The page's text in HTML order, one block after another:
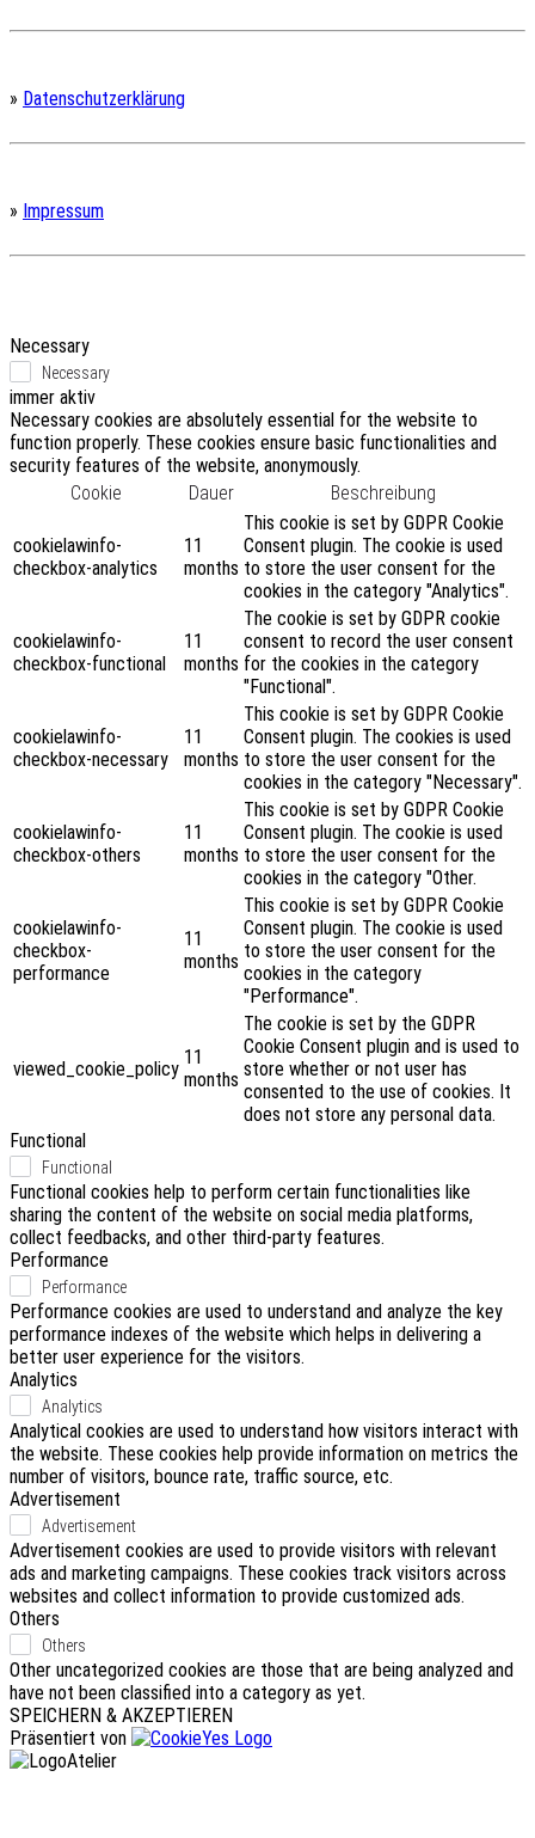
» Datenschutzerklärung
» Impressum
Necessary
Necessary
immer aktiv
Necessary cookies are absolutely essential for the website to
function properly. These cookies ensure basic functionalities and
security features of the website, anonymously.
Cookie
Dauer Beschreibung
cookielawinfo-
checkbox-analytics
11
months
This cookie is set by GDPR Cookie
Consent plugin. The cookie is used
to store the user consent for the
cookies in the category "Analytics".
cookielawinfo-
checkbox-functional
11
months
The cookie is set by GDPR cookie
consent to record the user consent
for the cookies in the category
"Functional".
cookielawinfo-
checkbox-necessary
11
months
This cookie is set by GDPR Cookie
Consent plugin. The cookies is used
to store the user consent for the
cookies in the category "Necessary".
cookielawinfo-
checkbox-others
11
months
This cookie is set by GDPR Cookie
Consent plugin. The cookie is used
to store the user consent for the
cookies in the category "Other.
cookielawinfo-
checkbox-
performance
11
months
This cookie is set by GDPR Cookie
Consent plugin. The cookie is used
to store the user consent for the
cookies in the category
"Performance".
viewed_cookie_policy
11
months
The cookie is set by the GDPR
Cookie Consent plugin and is used to
store whether or not user has
consented to the use of cookies. It
does not store any personal data.
Functional
Functional
Functional cookies help to perform certain functionalities like
sharing the content of the website on social media platforms,
collect feedbacks, and other third-party features.
Performance
Performance
Performance cookies are used to understand and analyze the key
performance indexes of the website which helps in delivering a
better user experience for the visitors.
Analytics
Analytics
Analytical cookies are used to understand how visitors interact with
the website. These cookies help provide information on metrics the
number of visitors, bounce rate, traffic source, etc.
Advertisement
Advertisement
Advertisement cookies are used to provide visitors with relevant
ads and marketing campaigns. These cookies track visitors across
websites and collect information to provide customized ads.
Others
Others
Other uncategorized cookies are those that are being analyzed and
have not been classified into a category as yet.
SPEICHERN & AKZEPTIEREN
Präsentiert von